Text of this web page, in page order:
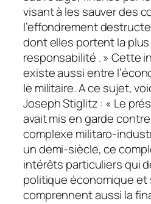
visant à les sauver des
l’effondrement
dont elles portent la
responsabilité . » Cette
existe aussi entre
le militaire. A ce sujet,
Joseph Stiglitz : « Le
avait mis en garde
complexe militaro-
un demi-siècle, ce
intérêts particuliers qui
politique économique et
comprennent aussi la